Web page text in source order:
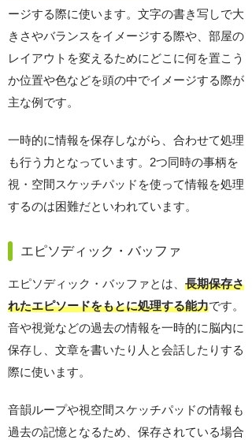
ージする際に使います。文字の書き写しで大
きさやバランスをイメージする際や、部屋の
レイアウトを変えるためにどこに何を置こう
か位置や色などを頭の中でイメージする際が
主な例です。
一時的に情報を保存しながら、合わせて処理
も行う力となっています。2つ同時の事柄を
視・空間スケッチパッドを使って情報を処理
するのは困難だといわれています。
エピソディック・バッファ
エピソディック・バッファとは、 長期保存さ
れたエピソードをもとに処理する能力です。
音や視覚などの過去の情報を一時的に脳内に
保存し、文章を書いたり人と会話したりする
際に使います。
音韻ループや視空間スケッチパッドの情報も
過去の記憶となるため、保存されている場合